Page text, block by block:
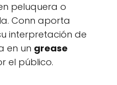
peluquera o
Conn aporta
interpretación de
en un grease
el público.